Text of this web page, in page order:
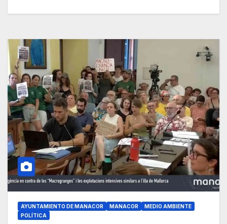
AYUNTAMIENTO DE MANACOR MANACOR
MEDIO AMBIENTE
POLÍTICA